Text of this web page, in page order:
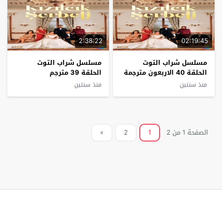
02:19:45
مسلسل شراب التوت
الحلقة 40 الاربعون مترجمة
قصة عشق
منذ سنتين
2:38:22
مسلسل شراب التوت
الحلقة 39 مترجم
منذ سنتين
الصفحة 1 من 2 1
2
»